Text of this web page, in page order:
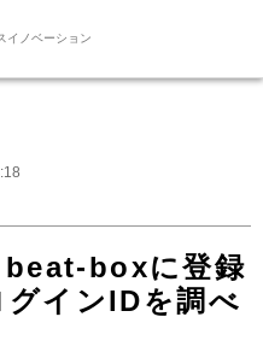
イノベーション
beat-boxに登録
インIDを調べ